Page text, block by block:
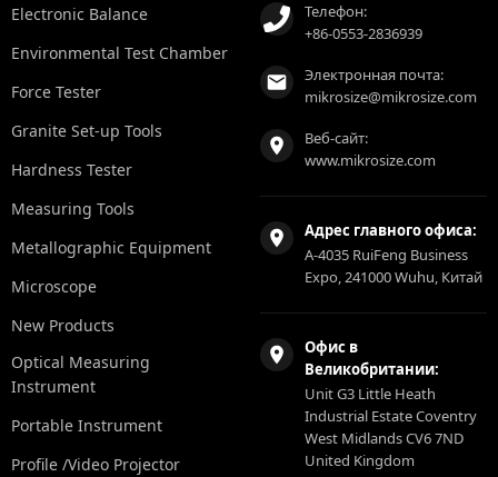
Electronic Balance
Environmental Test Chamber
Force Tester
Granite Set-up Tools
Hardness Tester
Measuring Tools
Metallographic Equipment
Microscope
New Products
Optical Measuring
Instrument
Portable Instrument
Profile /Video Projector
Телефон:
+86-0553-2836939
Электронная почта:
mikrosize@mikrosize.com
Веб-сайт:
www.mikrosize.com
Адрес главного офиса:
A-4035 RuiFeng Business
Expo, 241000 Wuhu, Китай
Офис в
Великобритании:
Unit G3 Little Heath
Industrial Estate Coventry
West Midlands CV6 7ND
United Kingdom